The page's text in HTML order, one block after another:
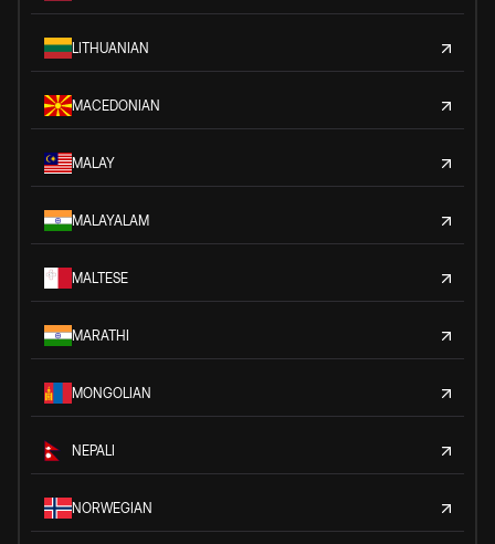
LITHUANIAN
MACEDONIAN
MALAY
MALAYALAM
MALTESE
MARATHI
MONGOLIAN
NEPALI
NORWEGIAN